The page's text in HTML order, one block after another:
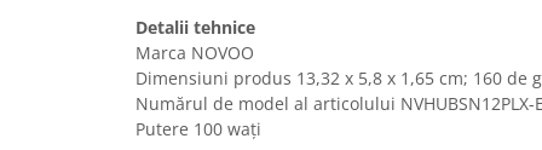
Accesorii si piese masini spalat
Aparate Frigorifice
Aparate Racire Aer
Aragaze si cuptoare cu microunde
Detalii tehnice
Marca NOVOO
Dimensiuni produs ‎13,32 x 5,8 x 1,65 cm; 160 de
Numărul de model al articolului ‎NVHUBSN12PLX-
Putere 100 wați